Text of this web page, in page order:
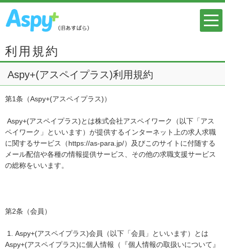
利用規約
Aspy+(アスペイプラス)利用規約
第1条（Aspy+(アスペイプラス)）
Aspy+(アスペイプラス)とは株式会社アスペイワーク（以下「アス
ペイワーク」といいます）が提供するインターネット上の求人求職
に関するサービス（https://as-para.jp/）及びこのサイトに付随する
メール配信や各種の情報提供サービス、その他の求職支援サービス
の総称をいいます。
第2条（会員）
1. Aspy+(アスペイプラス)会員（以下「会員」といいます）とは
Aspy+(アスペイプラス)に個人情報（『個人情報の取扱いについて』